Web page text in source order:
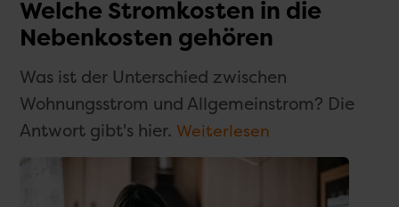
Welche Stromkosten in die
Nebenkosten gehören
Was ist der Unterschied zwischen
Wohnungsstrom und Allgemeinstrom? Die
Antwort gibt's hier. Weiterlesen